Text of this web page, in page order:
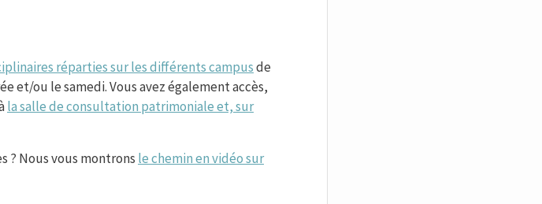
réparties sur les différents campusde
et/ou le samedi. Vous avez également accès,
la salle de consultation patrimoniale et, sur
? Nous vous montrons le chemin en vidéo sur